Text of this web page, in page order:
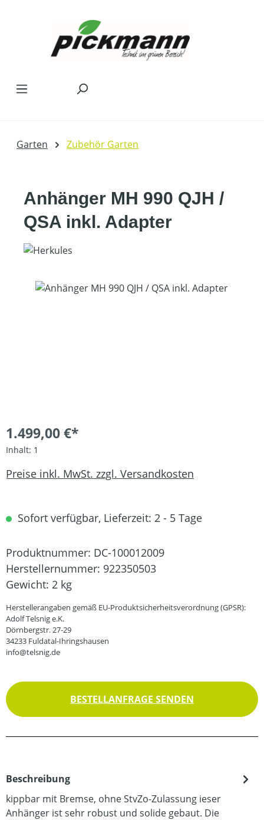
Garten Zubehör Garten
Anhänger MH 990 QJH /
QSA inkl. Adapter
Bildergalerie überspringen
1.499,00 €*
Inhalt: 1
Preise inkl. MwSt. zzgl. Versandkosten
Sofort verfügbar, Lieferzeit: 2 - 5 Tage
Produktnummer: DC-100012009
Herstellernummer: 922350503
Gewicht: 2 kg
Herstellerangaben gemäß EU-Produktsicherheitsverordnung (GPSR):
Adolf Telsnig e.K.
Dörnbergstr. 27-29
34233 Fuldatal-Ihringshausen
info@telsnig.de
BESTELLANFRAGE SENDEN
Beschreibung
kippbar mit Bremse, ohne StvZo-Zulassung ieser
Anhänger ist sehr robust und solide gebaut. Die